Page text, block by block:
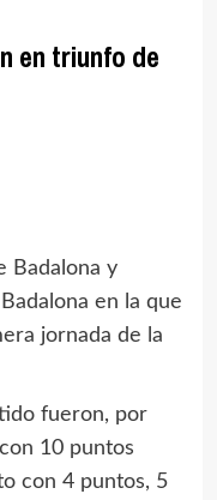
en triunfo de
Badalona y
en la que
jornada de la
fueron, por
10 puntos
con 4 puntos, 5